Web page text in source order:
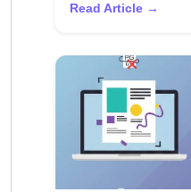
Read Article →